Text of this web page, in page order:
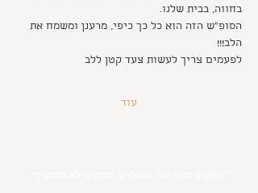
בחווה, בבית שלנו.
הסופ"ש הזה הוא כל כך כיפי, מרענן ומשמח את
הלב!!!
לפעמים צריך לעשות צעד קטן ללב
עוד